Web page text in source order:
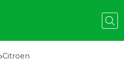
citroen